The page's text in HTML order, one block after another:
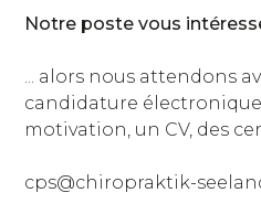
Notre poste vous
... alors nous attendons
candidature
motivation, un CV, des
cps@chiropraktik-